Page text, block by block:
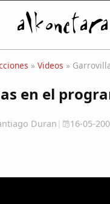
» Videos »
en el
Duran | 16-05-